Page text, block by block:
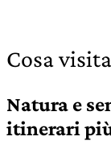
Cosa
Natura e
itinerari